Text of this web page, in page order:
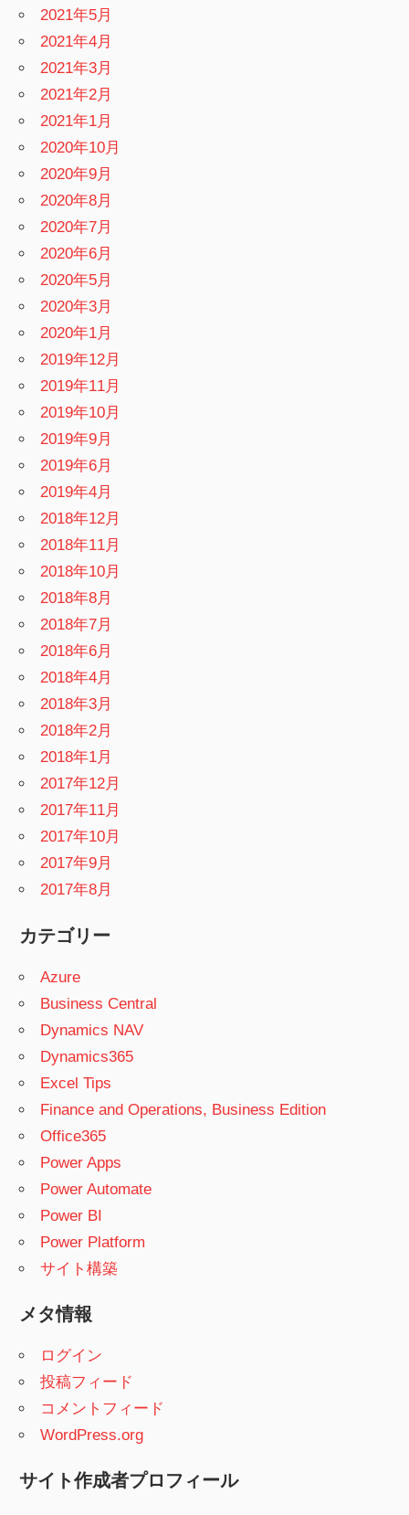
2021年5月
2021年4月
2021年3月
2021年2月
2021年1月
2020年10月
2020年9月
2020年8月
2020年7月
2020年6月
2020年5月
2020年3月
2020年1月
2019年12月
2019年11月
2019年10月
2019年9月
2019年6月
2019年4月
2018年12月
2018年11月
2018年10月
2018年8月
2018年7月
2018年6月
2018年4月
2018年3月
2018年2月
2018年1月
2017年12月
2017年11月
2017年10月
2017年9月
2017年8月
カテゴリー
Azure
Business Central
Dynamics NAV
Dynamics365
Excel Tips
Finance and Operations, Business Edition
Office365
Power Apps
Power Automate
Power BI
Power Platform
サイト構築
メタ情報
ログイン
投稿フィード
コメントフィード
WordPress.org
サイト作成者プロフィール